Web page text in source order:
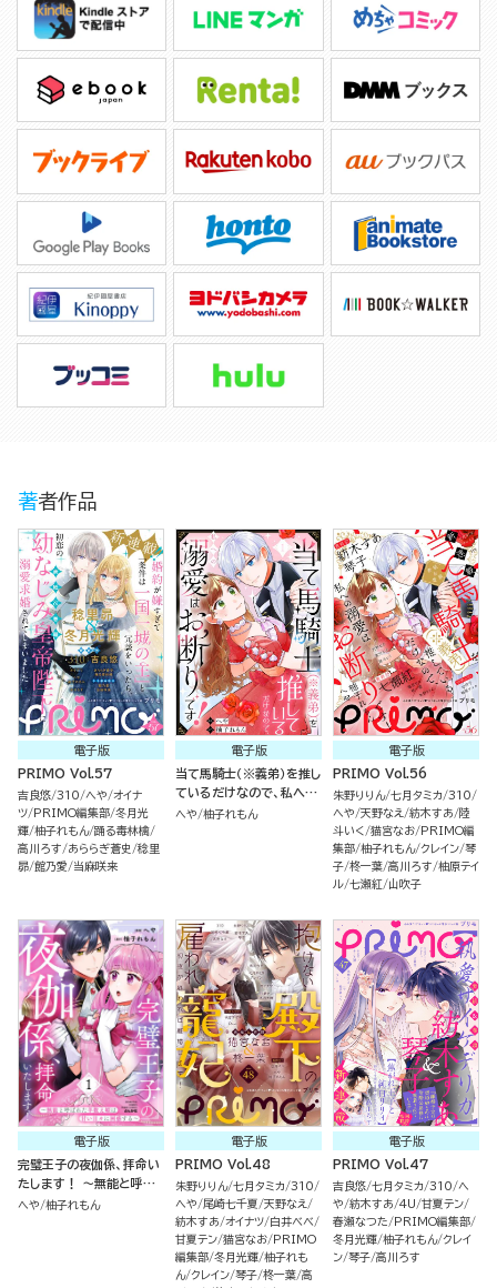
著者作品
電子版
PRIMO Vol.57
吉良悠 310 へや オイナ
ツ
PRIMO編集部 冬月光
輝 柚子れもん 踊る毒林檎
高川ろす
あららぎ蒼史
稔里
昴 館乃愛 当麻咲来
電子版
当て馬騎士（※義弟）を推し
ているだけなので、私への
溺愛はお断りです！（分冊
へや 柚子れもん
電子版
PRIMO Vol.56
朱野りりん 七月タミカ 310
へや 天野なえ 紡木すあ
陸
斗いく 猫宮なお
PRIMO編
集部 柚子れもん クレイン 琴
子 柊一葉 高川ろす 柚原テイ
ル 七瀬紅 山吹子
電子版
完璧王子の夜伽係、拝命い
たします！ ～無能と呼ば
れた羊数え姫は甘い日々に
へや 柚子れもん
電子版
PRIMO Vol.48
朱野りりん 七月タミカ 310
へや 尾崎七千夏 天野なえ
紡木すあ オイナツ 白井べべ
甘夏テン 猫宮なお
PRIMO
編集部 冬月光輝 柚子れも
ん クレイン 琴子 柊一葉 高
電子版
PRIMO Vol.47
吉良悠 七月タミカ 310 へ
や 紡木すあ 4U 甘夏テン
春瀬なつた
PRIMO編集部
冬月光輝 柚子れもん クレイ
ン 琴子 高川ろす